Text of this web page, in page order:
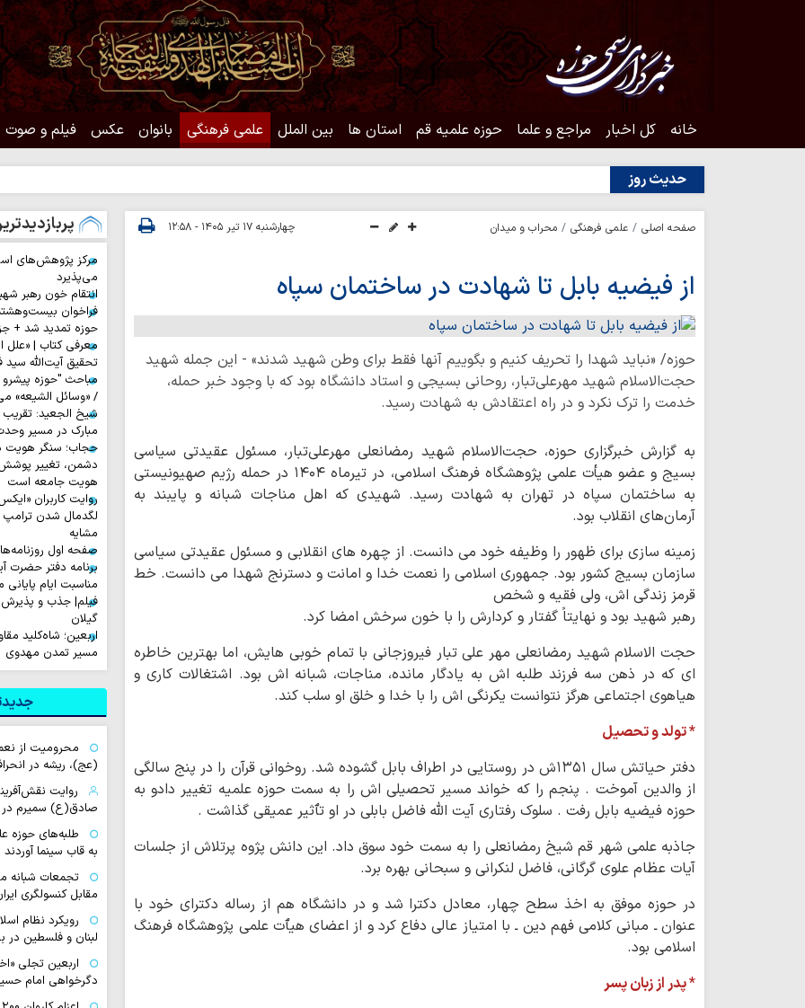
خانه کل اخبار مراجع و علما حوزه علمیه قم استان ها بین الملل علمی فرهنگی بانوان عکس فیلم و صوت
حدیث روز
صفحه اصلی علمی فرهنگی محراب و میدان چهارشنبه ۱۷ تیر ۱۴۰۵ - ۱۲:۵۸
از فیضیه بابل تا شهادت در ساختمان سپاه
حوزه/ «نباید شهدا را تحریف کنیم و بگوییم آنها فقط برای وطن شهید شدند» - این جمله شهید
حجت‌الاسلام شهید مهرعلی‌تبار، روحانی بسیجی و استاد دانشگاه بود که با وجود خبر حمله،
خدمت را ترک نکرد و در راه اعتقادش به شهادت رسید.
به گزارش خبرگزاری حوزه، حجت‌الاسلام شهید رمضانعلی مهرعلی‌تبار، مسئول عقیدتی سیاسی
بسیج و عضو هیأت علمی پژوهشگاه فرهنگ اسلامی، در تیرماه ۱۴۰۴ در حمله رژیم صهیونیستی
به ساختمان سپاه در تهران به شهادت رسید. شهیدی که اهل مناجات شبانه و پایبند به
آرمان‌های انقلاب بود.
زمینه سازی برای ظهور را وظیفه خود می دانست. از چهره های انقلابی و مسئول عقیدتی سیاسی
سازمان بسیج کشور بود. جمهوری اسلامی را نعمت خدا و امانت و دسترنج شهدا می دانست. خط
قرمز زندگی اش، ولی فقیه و شخص
رهبر شهید بود و نهایتاً گفتار و کردارش را با خون سرخش امضا کرد.
حجت الاسلام شهید رمضانعلی مهر علی تبار فیروزجانی با تمام خوبی هایش، اما بهترین خاطره
ای که در ذهن سه فرزند طلبه اش به یادگار مانده، مناجات، شبانه اش بود. اشتغالات کاری و
هیاهوی اجتماعی هرگز نتوانست یکرنگی اش را با خدا و خلق او سلب کند.
* تولد و تحصیل
دفتر حیاتش سال ۱۳۵۱ش در روستایی در اطراف بابل گشوده شد. روخوانی قرآن را در پنج سالگی
از والدین آموخت . پنجم را که خواند مسیر تحصیلی اش را به سمت حوزه علمیه تغییر دادو به
حوزه فیضیه بابل رفت . سلوک رفتاری آیت الله فاضل بابلی در او تٱثیر عمیقی گذاشت .
جاذبه علمی شهر قم شیخ رمضانعلی را به سمت خود سوق داد. این دانش پژوه پرتلاش از جلسات
آیات عظام علوی گرگانی، فاضل لنکرانی و سبحانی بهره برد.
در حوزه موفق به اخذ سطح چهار، معادل دکترا شد و در دانشگاه هم از رساله دکترای خود با
عنوان ـ مبانی کلامی فهم دین ـ با امتیاز عالی دفاع کرد و از اعضای هیٱت علمی پژوهشگاه فرهنگ
اسلامی بود.
* پدر از زبان پسر
مرکز پژوهش‌های
می‌پذیرد
انتقام خون رهبر
فراخوان
حوزه تمدید شد +
معرفی کتاب | «علل
تحقیق آیت‌الله سید
مباحث "حوزه پیشرو
/ «وسائل الشیعه»
شیخ الجعید: تقریب
مبارک در مسیر
حجاب؛ سنگر هویت
دشمن، تغییر پوشش
هویت جامعه است
لگدمال شدن ترامپ
مشایه
صفحه اول روزنامه‌های
برنامه دفتر حضرت
مناسبت ایام پایانی
فیلم| جذب و پذیرش
گیلان
اربعین؛ شاه‌کلید
مسیر تمدن مهدوی
محرومیت از
(عج)، ریشه در
روایت
صادق(ع) سمیرم
طلبه‌های حوزه
به قاب سینما آوردند
تجمعات شبانه
مقابل کنسولگری
رویکرد نظام
لبنان و فلسطین در
اربعین تجلی
دگرخواهی امام